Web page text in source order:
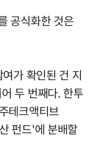
공식화한 것은
가 확인된 건 지
두 번째다. 한투
테크액티브
펀드'에 분배할